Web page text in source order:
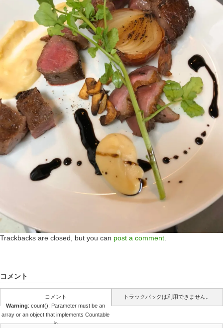
Trackbacks are closed, but you can post a comment.
コメント
コメント
Warning: count(): Parameter must be an
array or an object that implements Countable
in
トラックバックは利用できません。